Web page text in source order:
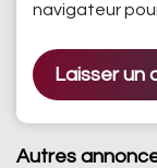
navigateur
Autres